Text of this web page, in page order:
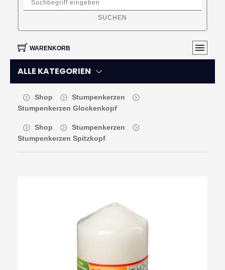
SUCHEN
WARENKORB
ALLE KATEGORIEN
Shop
Stumpenkerzen
Stumpenkerzen Glockenkopf
Shop
Stumpenkerzen
Stumpenkerzen Spitzkopf